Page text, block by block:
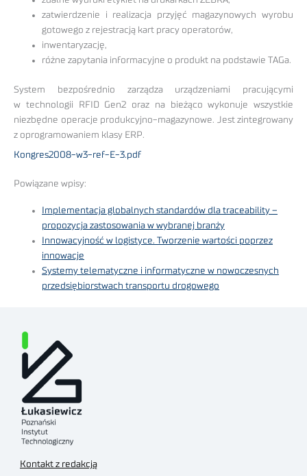
zatwierdzenie i realizacja przyjęć magazynowych wyrobu
gotowego z rejestracją kart pracy operatorów,
inwentaryzację,
różne zapytania informacyjne o produkt na podstawie TAGa.
System bezpośrednio zarządza urządzeniami pracującymi
w technologii RFID Gen2 oraz na bieżąco wykonuje wszystkie
niezbędne operacje produkcyjno-magazynowe. Jest zintegrowany
z oprogramowaniem klasy ERP.
Kongres2008-w3-ref-E-3.pdf
Powiązane wpisy:
Implementacja globalnych standardów dla traceability –
propozycja zastosowania w wybranej branży
Innowacyjność w logistyce. Tworzenie wartości poprzez
innowacje
Systemy telematyczne i informatyczne w nowoczesnych
przedsiębiorstwach transportu drogowego
Kontakt z redakcją